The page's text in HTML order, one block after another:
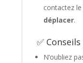
contactez le
déplacer.
✅
N’oubliez